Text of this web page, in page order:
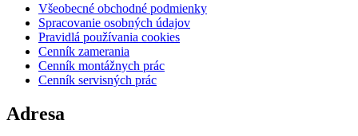
Všeobecné obchodné podmienky
Spracovanie osobných údajov
Pravidlá používania cookies
Cenník zamerania
Cenník montážnych prác
Cenník servisných prác
Adresa